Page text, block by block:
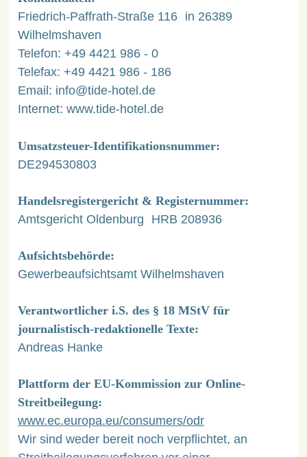
Friedrich-Paffrath-Straße 116 in 26389
Wilhelmshaven
Telefon: +49 4421 986 - 0
Telefax: +49 4421 986 - 186
Email: info@tide-hotel.de
Internet: www.tide-hotel.de
Umsatzsteuer-Identifikationsnummer:
DE294530803
Handelsregistergericht & Registernummer:
Amtsgericht Oldenburg HRB 208936
Aufsichtsbehörde:
Gewerbeaufsichtsamt Wilhelmshaven
Verantwortlicher i.S. des § 18 MStV für
journalistisch-redaktionelle Texte:
Andreas Hanke
Plattform der EU-Kommission zur Online-
Streitbeilegung:
www.ec.europa.eu/consumers/odr
Wir sind weder bereit noch verpflichtet, an